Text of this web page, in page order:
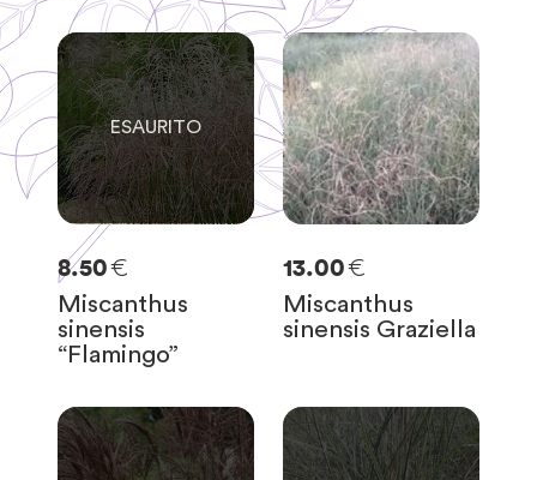
0
SOLO0RIMASTE
8.50€
Miscanthus
sinensis
“Flamingo”
13.00€
Miscanthus
sinensis Graziella
0
SOLO 0 RIMASTE
0
SOLO0 RIMASTE